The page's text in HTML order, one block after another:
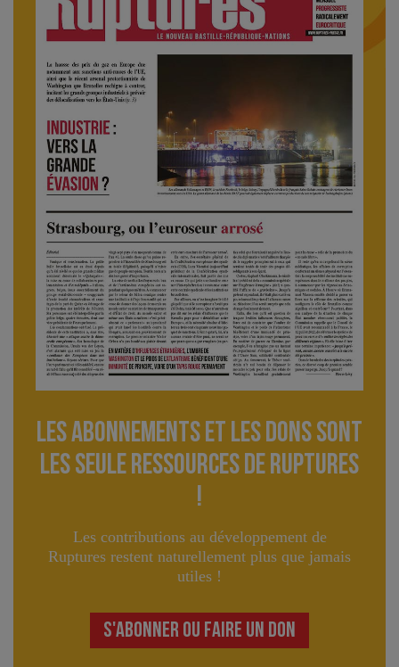
Les abonnements et les dons sont
lES seule ressourceS de Ruptures
!
Les contributions au développement de
Ruptures restent naturellement plus que jamais
utiles !
S'ABONNER OU FAIRE UN DON